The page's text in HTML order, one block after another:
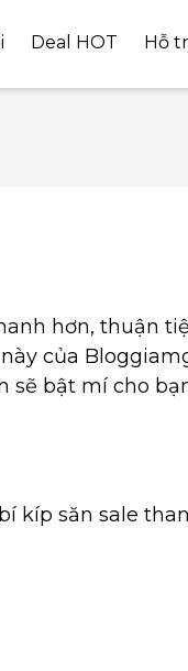
Deal HOT Hỗ
hơn, thuận
của
sẽ bật mí cho
kíp săn sale